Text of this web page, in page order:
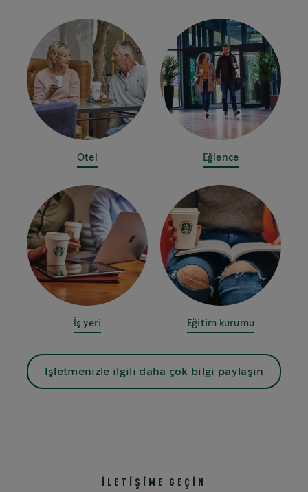
Otel Eğlence
İş yeri Eğitim kurumu
İşletmenizle ilgili daha çok bilgi paylaşın
İLETİŞİME GEÇİN